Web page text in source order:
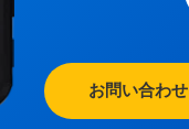
お問い合わ